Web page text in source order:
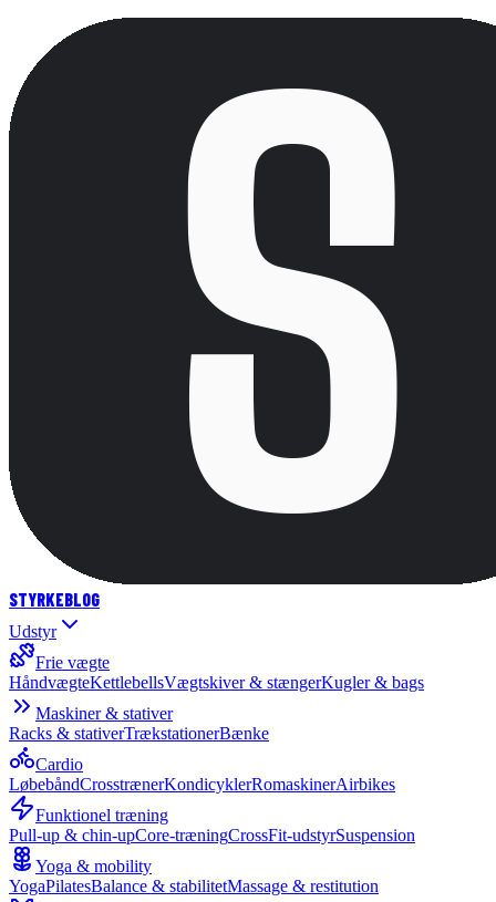
STYRKEBLOG
Udstyr
Frie vægte
HåndvægteKettlebellsVægtskiver & stængerKugler & bags
Maskiner & stativer
Racks & stativerTrækstationerBænke
Cardio
LøbebåndCrosstrænerKondicyklerRomaskinerAirbikes
Funktionel træning
Pull-up & chin-upCore-træningCrossFit-udstyrSuspension
Yoga & mobility
YogaPilatesBalance & stabilitetMassage & restitution